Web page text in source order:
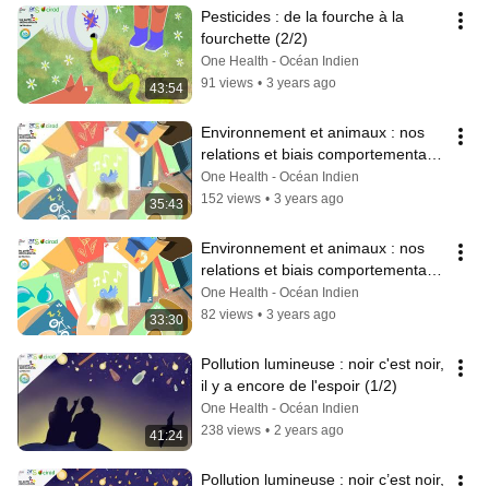
43:54
Pesticides : de la fourche à la
fourchette (2/2)
One Health - Océan Indien
91 views • 3 years ago
35:43
Environnement et animaux : nos
relations et biais comportementaux
(1/2)
One Health - Océan Indien
152 views • 3 years ago
33:30
Environnement et animaux : nos
relations et biais comportementaux
(2/2)
One Health - Océan Indien
82 views • 3 years ago
41:24
Pollution lumineuse : noir c'est noir,
il y a encore de l'espoir (1/2)
One Health - Océan Indien
238 views • 2 years ago
Pollution lumineuse : noir c’est noir,